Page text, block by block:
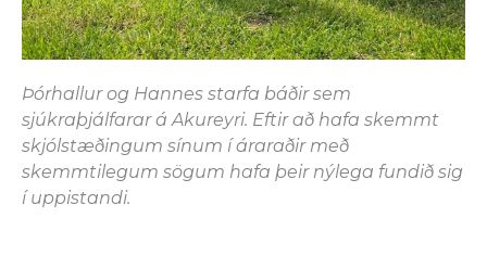
Þórhallur og Hannes starfa báðir sem
sjúkraþjálfarar á Akureyri. Eftir að hafa skemmt
skjólstæðingum sínum í áraraðir með
skemmtilegum sögum hafa þeir nýlega fundið sig
í uppistandi.